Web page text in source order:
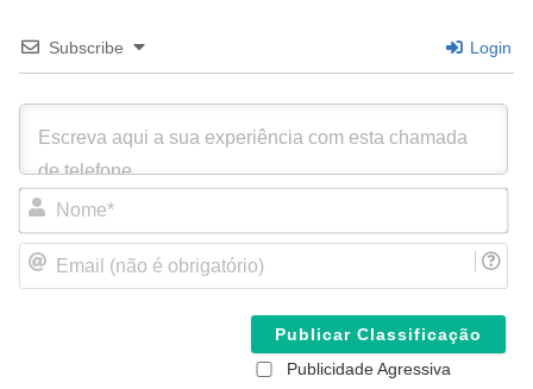
Subscribe Login
N
m
a
Publicidade Agressiva